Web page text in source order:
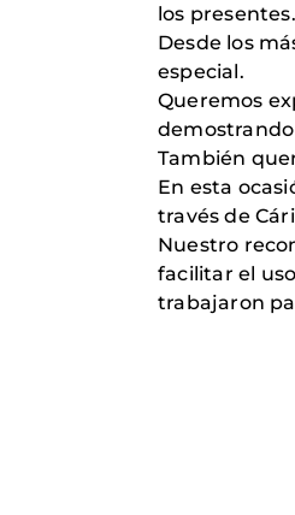
los presentes.
Desde los
especial.
Queremos
También
En esta
través de
Nuestro
facilitar el
trabajaron